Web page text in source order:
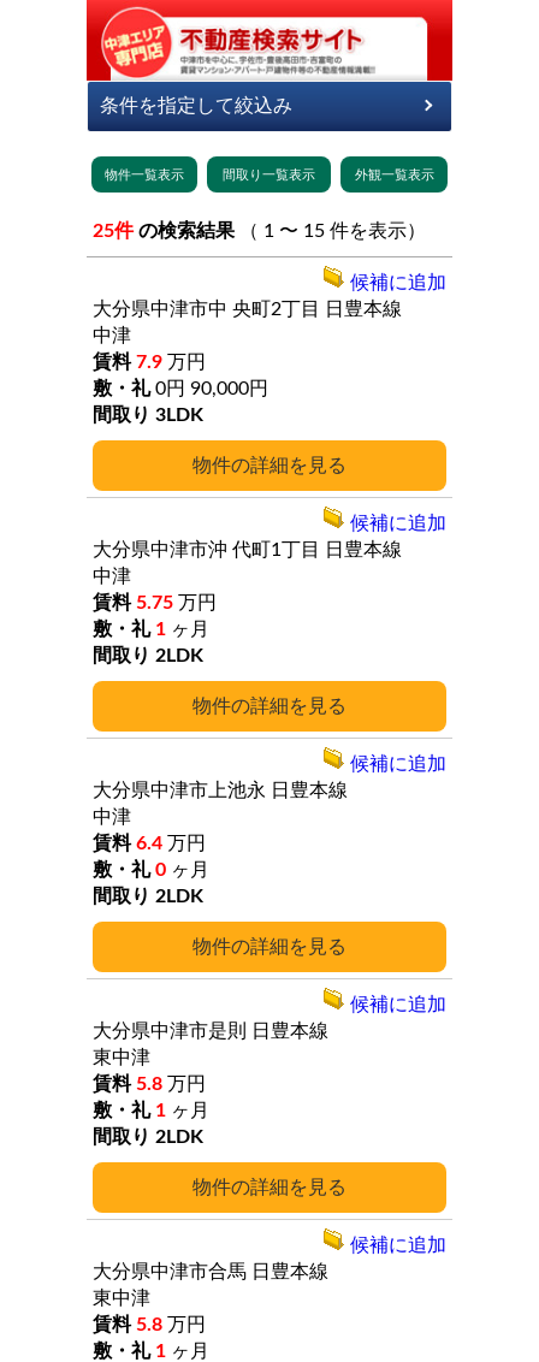
25件 の検索結果 （ 1 〜 15 件を表示）
詳細
大分県中津市中 央町2丁目
日豊本線
中津
7.9 万円
0円 90,000円
3LDK
候補に追加
詳細
大分県中津市沖 代町1丁目
日豊本線
中津
5.75 万円
1 ヶ月
2LDK
候補に追加
詳細
大分県中津市上池永 日豊本線
中津
6.4 万円
0 ヶ月
2LDK
候補に追加
詳細
大分県中津市是則
日豊本線
東中津
5.8 万円
1 ヶ月
2LDK
候補に追加
大分県中津市合馬 日豊本線
東中津
5.8 万円
1 ヶ月
候補に追加